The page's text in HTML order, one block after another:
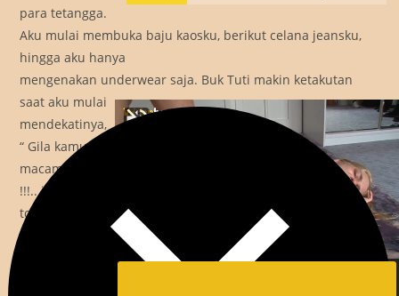
para tetangga.
Aku mulai membuka baju kaosku, berikut celana jeansku,
hingga aku hanya
mengenakan underwear saja. Buk Tuti makin ketakutan
saat aku mulai
mendekatinya,
“ Gila kamu Brian… Mau apa kamau haa…???!!.. jangan
macam-macam ya
!!!.. jangaann… Kamu mau perkosa saya Briannn.??? .
tolongg…oohhh..!! ” jeritnya. Aku tak peduli dan lalu
menyeret kaki
Buk Tuti mendekat kearahku. Tubuhnya pun terseret.